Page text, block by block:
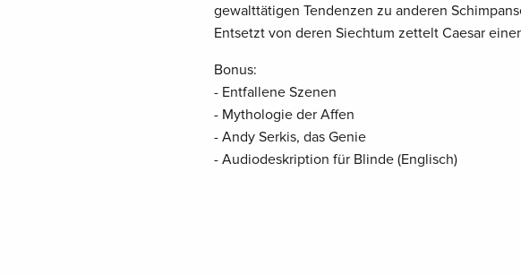
gewalttätigen Tendenzen zu anderen
Entsetzt von deren Siechtum zettelt Caesar
Bonus:
- Entfallene Szenen
- Mythologie der Affen
- Andy Serkis, das Genie
- Audiodeskription für Blinde (Englisch)